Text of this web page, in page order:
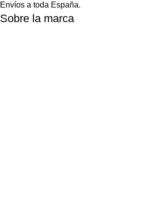
Envíos a toda España.
Sobre la marca